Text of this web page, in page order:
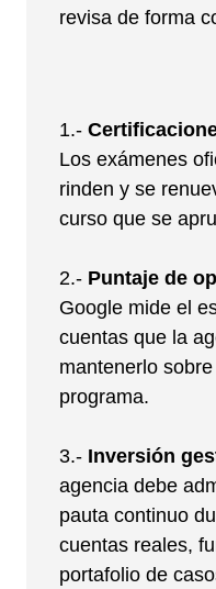
revisa de forma
1.-
Los exámenes
rinden y se
curso que se
2.- Puntaje de
Google mide el
cuentas que la
mantenerlo
programa.
3.- Inversión
agencia debe
pauta continuo
cuentas reales,
portafolio de